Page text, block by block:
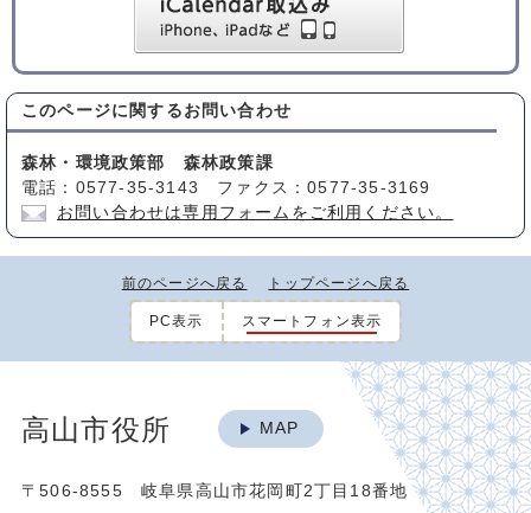
このページに関する お問い合わせ
森林・環境政策部 森林政策課
電話：0577-35-3143 ファクス：0577-35-3169
お問い合わせは専用フォームをご利用ください。
前のページへ戻る トップページへ戻る
PC表示 スマートフォン表示
高山市役所 MAP
〒506-8555 岐阜県高山市花岡町2丁目18番地